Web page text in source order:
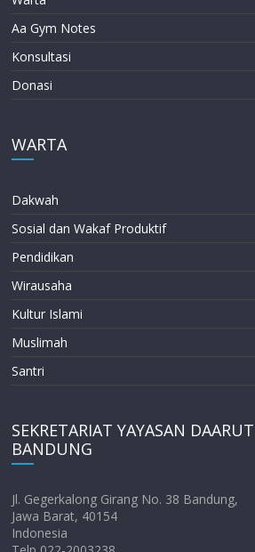
Aa Gym Notes
Konsultasi
Donasi
WARTA
Dakwah
Sosial dan Wakaf Produktif
Pendidikan
Wirausaha
Kultur Islami
Muslimah
Santri
SEKRETARIAT YAYASAN
BANDUNG
Jl. Gegerkalong Girang No. 38 Bandung,
Jawa Barat, 40154
Indonesia